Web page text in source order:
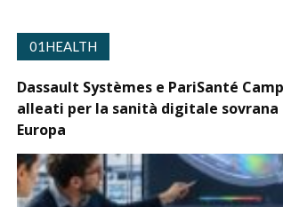
01HEALTH
Dassault Systèmes e PariSanté
alleati per la sanità digitale sovrana
Europa